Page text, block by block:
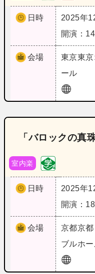
日時
2025年
開演：
会場 東京東
ール
「バロックの真
室内楽
日時
2025年
開演：
会場 京都京
ブルホ